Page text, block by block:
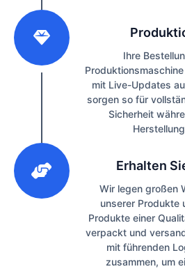
Ihre
mit Live-Updates
sorgen so für
Sicherheit
Erhalten
Wir legen großen
unserer Produkte
Produkte einer
verpackt und
mit führenden
zusammen, um